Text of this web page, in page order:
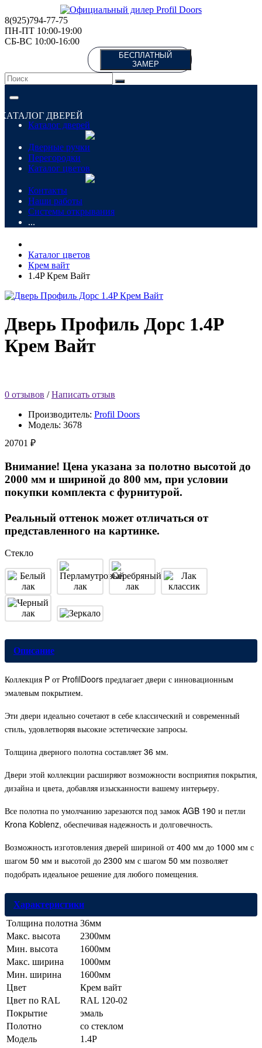
8(925)794-77-75
ПН-ПТ 10:00-19:00
СБ-ВС 10:00-16:00
БЕСПЛАТНЫЙ
ЗАМЕР
КАТАЛОГ ДВЕРЕЙ
Каталог дверей
Дверные ручки
Перегородки
Каталог цветов
Контакты
Наши работы
Системы открывания
...
Каталог цветов
Крем вайт
1.4P Крем Вайт
Дверь Профиль Дорс 1.4P
Крем Вайт
0 отзывов /Написать отзыв
Производитель: Profil Doors
Модель: 3678
20701 ₽
Внимание! Цена указана за полотно высотой до
2000 мм и шириной до 800 мм, при условии
покупки комплекта с фурнитурой.
Реальный оттенок может отличаться от
представленного на картинке.
Стекло
Описание
Коллекция P от ProfilDoors предлагает двери с инновационным
эмалевым покрытием.
Эти двери идеально сочетают в себе классический и современный
стиль, удовлетворяя высокие эстетические запросы.
Толщина дверного полотна составляет 36 мм.
Двери этой коллекции расширяют возможности восприятия покрытия,
дизайна и цвета, добавляя изысканности вашему интерьеру.
Все полотна по умолчанию зарезаются под замок AGB 190 и петли
Krona Koblenz, обеспечивая надежность и долговечность.
Возможность изготовления дверей шириной от 400 мм до 1000 мм с
шагом 50 мм и высотой до 2300 мм с шагом 50 мм позволяет
подобрать идеальное решение для любого помещения.
Характеристики
Толщина полотна 36мм
Макс. высота
2300мм
Мин. высота
1600мм
Макс. ширина
1000мм
Мин. ширина
1600мм
Цвет
Крем вайт
Цвет по RAL
RAL 120-02
Покрытие
эмаль
Полотно
со стеклом
Модель
1.4P